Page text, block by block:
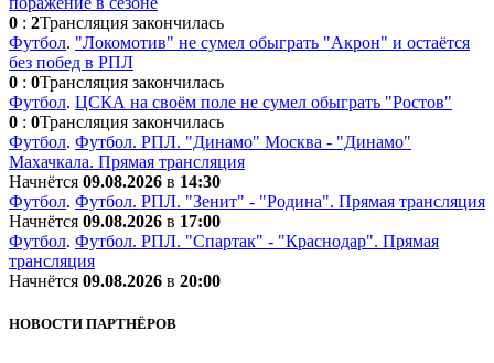
0 : 2Трансляция закончилась
Футбол. "Локомотив" не сумел обыграть "Акрон" и остаётся
без побед в РПЛ
0 : 0Трансляция закончилась
Футбол. ЦСКА на своём поле не сумел обыграть "Ростов"
0 : 0Трансляция закончилась
Футбол. Футбол. РПЛ. "Динамо" Москва - "Динамо"
Махачкала. Прямая трансляция
Начнётся 09.08.2026 в 14:30
Футбол. Футбол. РПЛ. "Зенит" - "Родина". Прямая трансляция
Начнётся 09.08.2026 в 17:00
Футбол. Футбол. РПЛ. "Спартак" - "Краснодар". Прямая
трансляция
Начнётся 09.08.2026 в 20:00
НОВОСТИ ПАРТНЁРОВ